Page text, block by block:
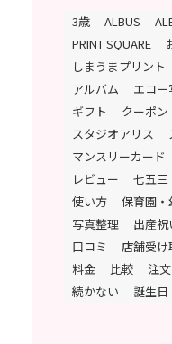
3歳 ALBUS
PRINT SQUARE
しまうまプリント
アルバム
エコー
ギフト
クーポン
スタジオアリス
マンスリーカード
レビュー
七五三
使い方
保育園・
写真整理
出産祝
口コミ
店舗受け
料金
比較 注
続かない
誕生日